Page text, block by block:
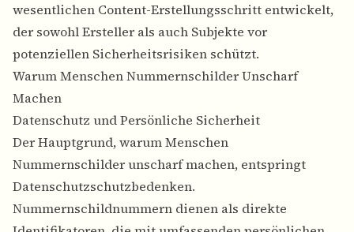
wesentlichen Content-Erstellungsschritt entwickelt,
der sowohl Ersteller als auch Subjekte vor
potenziellen Sicherheitsrisiken schützt.
Warum Menschen Nummernschilder Unscharf
Machen
Datenschutz und Persönliche Sicherheit
Der Hauptgrund, warum Menschen
Nummernschilder unscharf machen, entspringt
Datenschutzschutzbedenken.
Nummernschildnummern dienen als direkte